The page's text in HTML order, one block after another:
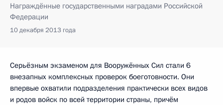
Награждённые государственными наградами Российской
Федерации
10 декабря 2013 года
Серьёзным экзаменом для Вооружённых Сил стали 6
внезапных комплексных проверок боеготовности. Они
впервые охватили подразделения практически всех видов
и родов войск по всей территории страны, причём